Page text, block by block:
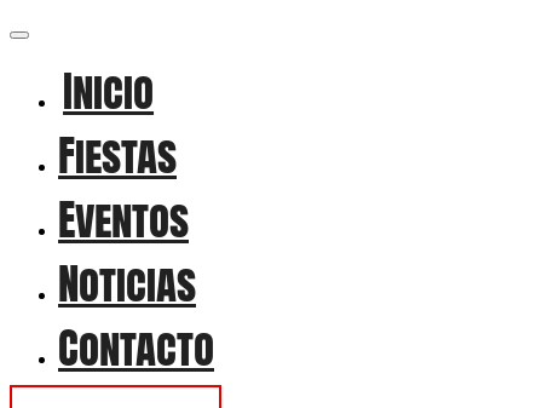
Inicio
Fiestas
Eventos
Noticias
Contacto